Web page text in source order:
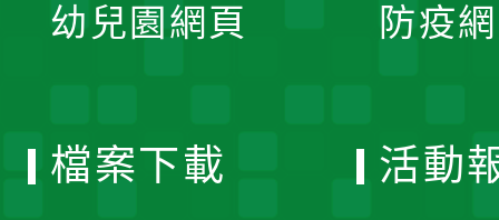
幼兒園網頁 防疫
檔案下載 活動